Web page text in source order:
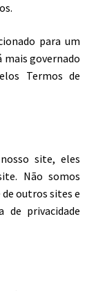
para um
governado
Termos de
site, eles
Não somos
outros sites e
de privacidade